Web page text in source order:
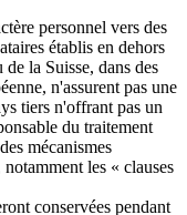
personnel vers des
établis en dehors
la Suisse, dans des
n'assurent pas une
tiers n'offrant pas un
du traitement
mécanismes
les « clauses
conservées pendant